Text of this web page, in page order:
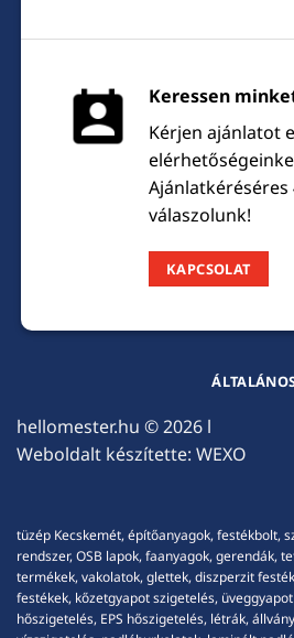
Keressen
Kérjen ajánlatot
válaszolunk!
KAPCSOLAT
hellomester.hu © 2026 l
Weboldalt készítette: WEXO
tüzép Kecskemét, építőanyagok, festékbolt,
rendszer, OSB lapok, faanyagok, gerendák,
termékek, vakolatok, glettek, diszperzit
festékek, kőzetgyapot szigetelés,
hőszigetelés, EPS hőszigetelés, létrák,